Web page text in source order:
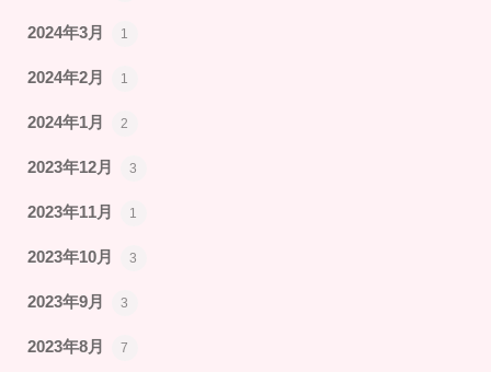
2024年3月 1
2024年2月 1
2024年1月 2
2023年12月 3
2023年11月 1
2023年10月 3
2023年9月 3
2023年8月 7